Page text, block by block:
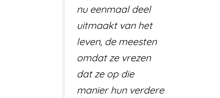
nu eenmaal deel
uitmaakt van het
leven, de meesten
omdat ze vrezen
dat ze op die
manier hun verdere